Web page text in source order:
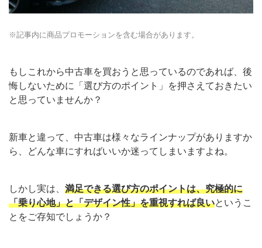
※記事内に商品プロモーションを含む場合があります。
もしこれから中古車を買おうと思っているのであれば、後
悔しないために「選び方のポイント」を押さえておきたい
と思っていませんか？
新車と違って、中古車は様々なラインナップがありますか
ら、どんな車にすればいいか迷ってしまいますよね。
しかし実は、 満足できる選び方のポイントは、究極的に
「乗り心地」と「デザイン性」を重視すれば良いというこ
とをご存知でしょうか？